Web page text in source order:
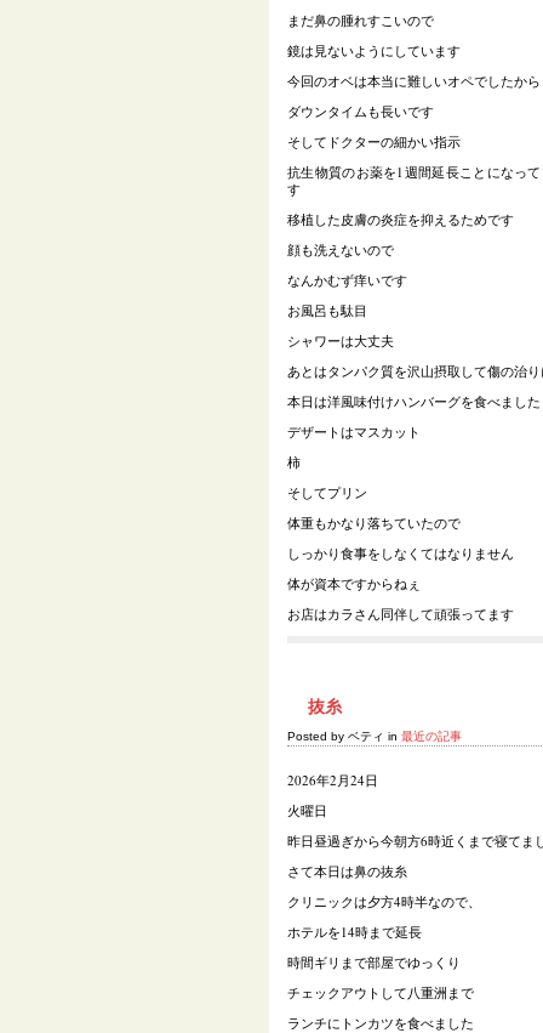
まだ鼻の腫れすこいので
鏡は見ないようにしています
今回のオベは本当に難しいオペでしたから
ダウンタイムも長いです
そしてドクターの細かい指示
抗生物質のお薬を1週間延長ことになっ
す
移植した皮膚の炎症を抑えるためです
顔も洗えないので
なんかむず痒いです
お風呂も駄目
シャワーは大丈夫
あとはタンパク質を沢山摂取して傷の治
本日は洋風味付けハンバーグを食べました
デザートはマスカット
柿
そしてプリン
体重もかなり落ちていたので
しっかり食事をしなくてはなりません
体が資本ですからねぇ
お店はカラさん同伴して頑張ってます
抜糸
Posted by ベティ in 最近の記事
2026年2月24日
火曜日
昨日昼過ぎから今朝方6時近くまで寝てま
さて本日は鼻の抜糸
クリニックは夕方4時半なので、
ホテルを14時まで延長
時間ギリまで部屋でゆっくり
チェックアウトして八重洲まで
ランチにトンカツを食べました